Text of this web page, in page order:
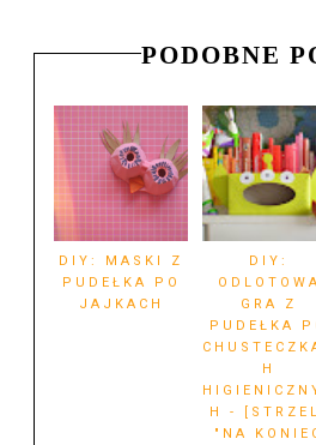
PODOBNE
DIY: MASKI Z
PUDEŁKA PO
JAJKACH
DIY:
ODLOTOWA
GRA Z
PUDEŁKA
H
H -
"NA